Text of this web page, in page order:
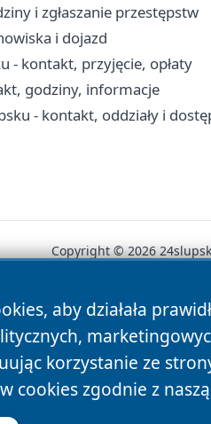
i zgłaszanie przestępstw
i dojazd
- kontakt, przyjęcie, opłaty
godziny, informacje
- kontakt, oddziały i
aby działała
korzystanie ze
cookies zgodnie z naszą
Copyright © 2026
News Autorzy